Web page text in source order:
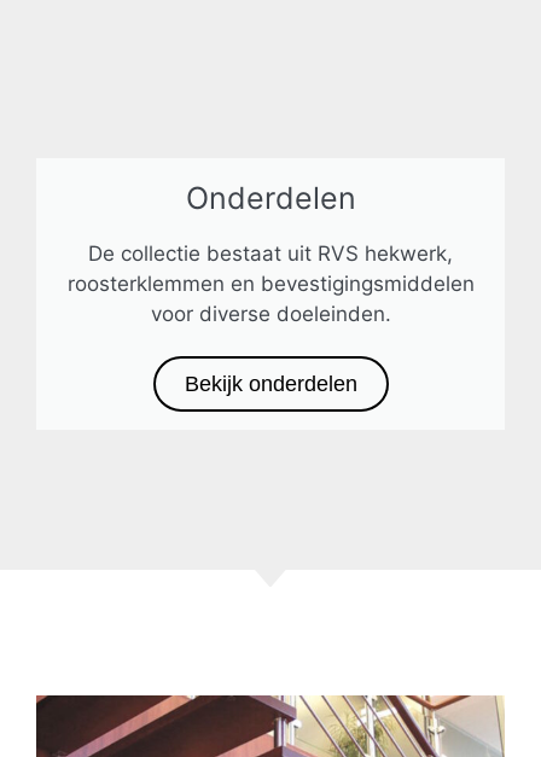
Onderdelen
De collectie bestaat uit RVS hekwerk,
roosterklemmen en bevestigingsmiddelen
voor diverse doeleinden.
Bekijk onderdelen